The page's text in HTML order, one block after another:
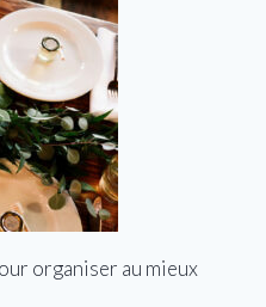
organiser au mieux